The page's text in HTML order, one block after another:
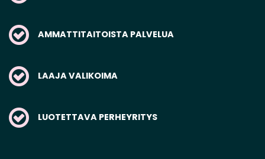
AMMATTITAITOISTA PALVELUA
LAAJA VALIKOIMA
LUOTETTAVA PERHEYRITYS